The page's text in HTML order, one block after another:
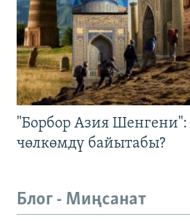
"Борбор Азия
чөлкөмдү байытабы?
Блог - Миңсанат